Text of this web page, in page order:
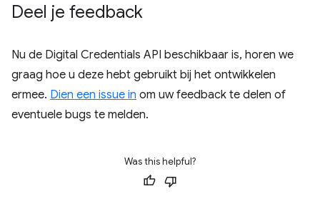
Deel je feedback
Nu de Digital Credentials API beschikbaar is, horen we
graag hoe u deze hebt gebruikt bij het ontwikkelen
ermee. Dien een issue in om uw feedback te delen of
eventuele bugs te melden.
Was this helpful?